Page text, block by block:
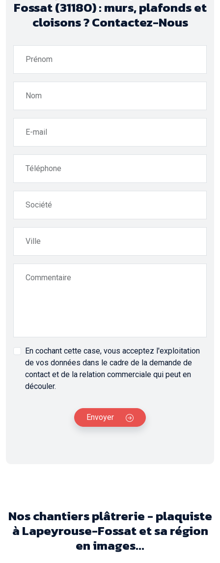
Fossat (31180) : murs, plafonds et
cloisons ? Contactez-Nous
Prénom
Nom
E-mail
Téléphone
Société
Ville
Commentaire
En cochant cette case, vous acceptez l'exploitation
de vos données dans le cadre de la demande de
contact et de la relation commerciale qui peut en
découler.
Envoyer
Nos chantiers plâtrerie - plaquiste
à Lapeyrouse-Fossat et sa région
en images...